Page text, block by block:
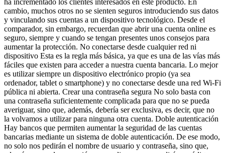
cambio, muchos otros no se sienten seguros introduciendo sus datos
y vinculando sus cuentas a un dispositivo tecnológico. Desde el
comparador, sin embargo, recuerdan que abrir una cuenta online es
seguro, siempre y cuando se tengan presentes unos consejos para
aumentar la protección. No conectarse desde cualquier red ni
dispositivo Esta es la regla más básica, ya que es una de las vías más
fáciles que existen para acceder a nuestra cuenta bancaria. Lo mejor
es utilizar siempre un dispositivo electrónico propio (ya sea
ordenador, tablet o smartphone) y no conectarse desde una red Wi-Fi
pública ni abierta. Crear una contraseña segura No solo basta con
una contraseña suficientemente complicada para que no se pueda
averiguar, sino que, además, debería ser exclusiva, es decir, que no
la volvamos a utilizar para ninguna otra cuenta. Doble autenticación
Hay bancos que permiten aumentar la seguridad de las cuentas
bancarias mediante un sistema de doble autenticación. De ese modo,
no solo nos pedirán el nombre de usuario y contraseña, sino que,